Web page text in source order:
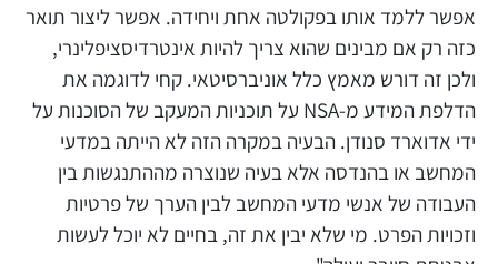
אפשר ללמד אותו בפקולטה אחת ויחידה. אפשר ליצור תואר
כזה רק אם מבינים שהוא צריך להיות אינטרדיסציפלינרי,
ולכן זה דורש מאמץ כלל אוניברסיטאי. קחי לדוגמה את
הדלפת המידע מ-NSA על תוכניות המעקב של הסוכנות על
ידי אדוארד סנודן. הבעיה במקרה הזה לא הייתה במדעי
המחשב או בהנדסה אלא בעיה שנוצרה מההתנגשות בין
העבודה של אנשי מדעי המחשב לבין הערך של פרטיות
וזכויות הפרט. מי שלא יבין את זה, בחיים לא יוכל לעשות